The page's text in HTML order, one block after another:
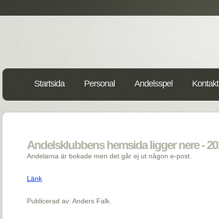
Startsida Personal Andelsspel
Andelsklubbens hemsida ligger nere -
Andelarna är bokade men det går ej ut någon e-post.
Länk
Publicerad av: Anders Falk.